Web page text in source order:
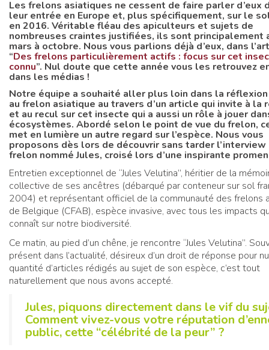
Les frelons asiatiques ne cessent de faire parler d’eux
leur entrée en Europe et, plus spécifiquement, sur le
en 2016. Véritable fléau des apiculteurs et sujets de
nombreuses craintes justifiées, ils sont principalement
mars à octobre. Nous vous parlions déjà d’eux, dans
“Des frelons particulièrement actifs : focus sur cet
connu”. Nul doute que cette année vous les retrouvez
dans les médias !
Notre équipe a souhaité aller plus loin dans la
au frelon asiatique au travers d’un article qui invite à la
et au recul sur cet insecte qui a aussi un rôle à jouer
écosystèmes. Abordé selon le point de vue du frelon,
met en lumière un autre regard sur l’espèce. Nous vous
proposons dès lors de découvrir sans tarder l’interview
frelon nommé Jules, croisé lors d’une inspirante
Entretien exceptionnel de “Jules Velutina”, héritier de la
collective de ses ancêtres (débarqué par conteneur sur sol
2004) et représentant officiel de la communauté des frelons
de Belgique (CFAB), espèce invasive, avec tous les impacts
connaît sur notre biodiversité.
Ce matin, au pied d’un chêne, je rencontre “Jules Velutina”.
présent dans l’actualité, désireux d’un droit de réponse pour
quantité d’articles rédigés au sujet de son espèce, c’est tout
naturellement que nous avons accepté.
Jules, piquons directement dans le vif du
Comment vivez-vous votre réputation
public, cette “célébrité de la peur” ?